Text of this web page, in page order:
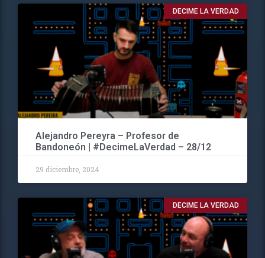
DECIME LA VERDAD
Alejandro Pereyra – Profesor de
Bandoneón | #DecimeLaVerdad – 28/12
29 diciembre, 2024
DECIME LA VERDAD